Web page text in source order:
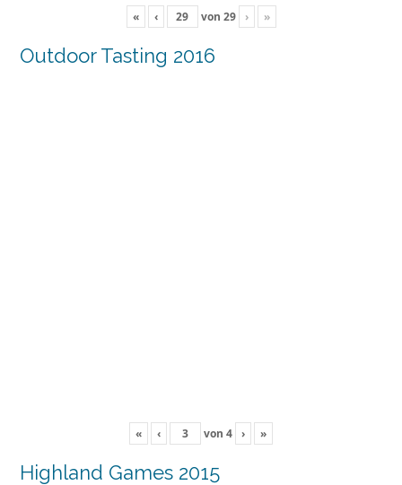
« ‹ von 29 › »
Outdoor Tasting 2016
« ‹ von 4 › »
Highland Games 2015